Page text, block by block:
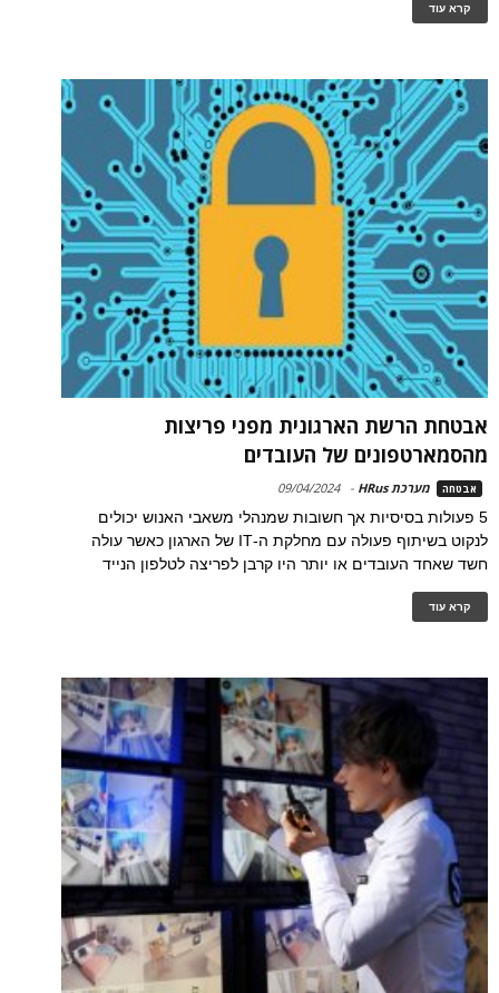
קרא עוד
אבטחת הרשת הארגונית מפני פריצות
מהסמארטפונים של העובדים
אבטחה מערכת HRus -
09/04/2024
5 פעולות בסיסיות אך חשובות שמנהלי משאבי האנוש יכולים
לנקוט בשיתוף פעולה עם מחלקת ה-IT של הארגון כאשר עולה
חשד שאחד העובדים או יותר היו קרבן לפריצה לטלפון הנייד
קרא עוד